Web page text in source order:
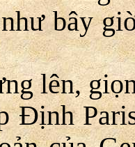
bây
lên,
Paris,